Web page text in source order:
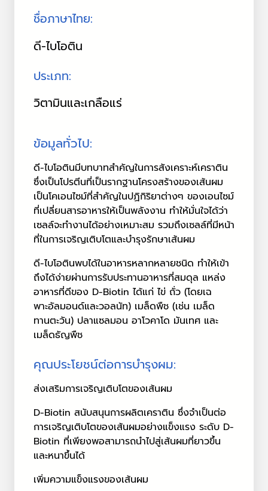
ชื่อภาษาไทย:
ดี-ไบโอติน
ประเภท:
วิตามินและเกลือแร่
ข้อมูลทั่วไป:
ดี-ไบโอตินมีบทบาทสำคัญในการสังเคราะห์เคราติน
ซึ่งเป็นโปรตีนที่เป็นรากฐานโครงสร้างของเส้นผม
เป็นโคเอนไซม์ที่สำคัญในปฏิกิริยาต่างๆ ของเอนไซม์
ที่เปลี่ยนสารอาหารให้เป็นพลังงาน ทำให้มั่นใจได้ว่า
เซลล์จะทำงานได้อย่างเหมาะสม รวมถึงเซลล์ที่มีหน้า
ที่ในการเจริญเติบโตและบำรุงรักษาเส้นผม
ดี-ไบโอตินพบได้ในอาหารหลากหลายชนิด ทำให้เข้า
ถึงได้ง่ายผ่านการรับประทานอาหารที่สมดุล แหล่ง
อาหารที่ดีของ D-Biotin ได้แก่ ไข่ ถั่ว (โดยเฉ
พาะอัลมอนด์และวอลนัท) เมล็ดพืช (เช่น เมล็ด
ทานตะวัน) ปลาแซลมอน อาโวคาโด มันเทศ และ
เมล็ดธัญพืช
คุณประโยชน์ต่อการบำรุงผม:
ส่งเสริมการเจริญเติบโตของเส้นผม
D-Biotin สนับสนุนการผลิตเคราติน ซึ่งจำเป็นต่อ
การเจริญเติบโตของเส้นผมอย่างแข็งแรง ระดับ D-
Biotin ที่เพียงพอสามารถนำไปสู่เส้นผมที่ยาวขึ้น
และหนาขึ้นได้
เพิ่มความแข็งแรงของเส้นผม